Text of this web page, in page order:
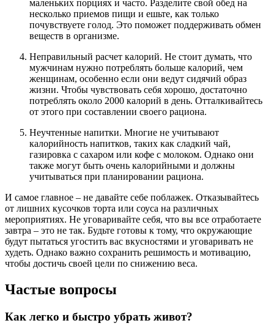
маленьких порциях и часто. Разделите свой обед на
несколько приемов пищи и ешьте, как только
почувствуете голод. Это поможет поддерживать обмен
веществ в организме.
Неправильный расчет калорий. Не стоит думать, что
мужчинам нужно потреблять больше калорий, чем
женщинам, особенно если они ведут сидячий образ
жизни. Чтобы чувствовать себя хорошо, достаточно
потреблять около 2000 калорий в день. Отталкивайтесь
от этого при составлении своего рациона.
Неучтенные напитки. Многие не учитывают
калорийность напитков, таких как сладкий чай,
газировка с сахаром или кофе с молоком. Однако они
также могут быть очень калорийными и должны
учитываться при планировании рациона.
И самое главное – не давайте себе поблажек. Отказывайтесь
от лишних кусочков торта или соуса на различных
мероприятиях. Не уговаривайте себя, что вы все отработаете
завтра – это не так. Будьте готовы к тому, что окружающие
будут пытаться угостить вас вкусностями и уговаривать не
худеть. Однако важно сохранить решимость и мотивацию,
чтобы достичь своей цели по снижению веса.
Частые вопросы
Как легко и быстро убрать живот?